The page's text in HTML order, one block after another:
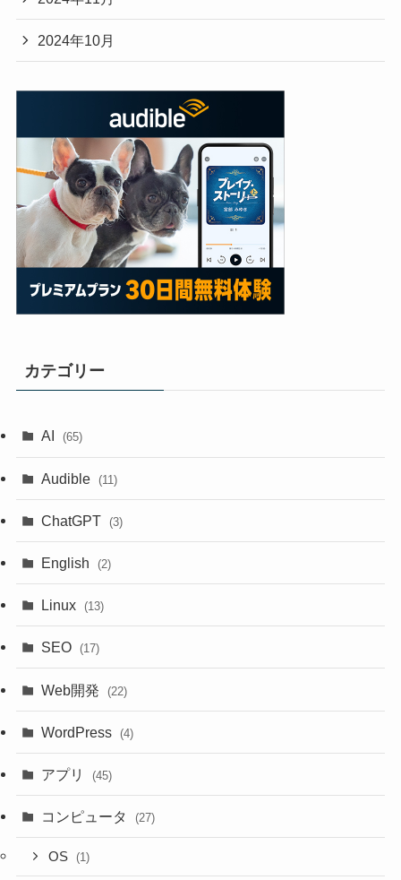
2024年10月
カテゴリー
AI (65)
Audible (11)
ChatGPT (3)
English (2)
Linux (13)
SEO (17)
Web開発 (22)
WordPress (4)
アプリ (45)
コンピュータ (27)
OS (1)